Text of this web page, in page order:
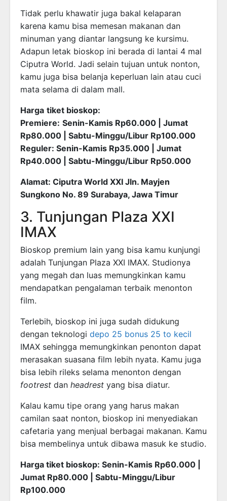
Tidak perlu khawatir juga bakal kelaparan
karena kamu bisa memesan makanan dan
minuman yang diantar langsung ke kursimu.
Adapun letak bioskop ini berada di lantai 4 mal
Ciputra World. Jadi selain tujuan untuk nonton,
kamu juga bisa belanja keperluan lain atau cuci
mata selama di dalam mall.
Harga tiket bioskop:
Premiere: Senin-Kamis Rp60.000 | Jumat
Rp80.000 | Sabtu-Minggu/Libur Rp100.000
Reguler: Senin-Kamis Rp35.000 | Jumat
Rp40.000 | Sabtu-Minggu/Libur Rp50.000
Alamat: Ciputra World XXI Jln. Mayjen
Sungkono No. 89 Surabaya, Jawa Timur
3. Tunjungan Plaza XXI
IMAX
Bioskop premium lain yang bisa kamu kunjungi
adalah Tunjungan Plaza XXI IMAX. Studionya
yang megah dan luas memungkinkan kamu
mendapatkan pengalaman terbaik menonton
film.
Terlebih, bioskop ini juga sudah didukung
dengan teknologi depo 25 bonus 25 to kecil
IMAX sehingga memungkinkan penonton dapat
merasakan suasana film lebih nyata. Kamu juga
bisa lebih rileks selama menonton dengan
footrest dan headrest yang bisa diatur.
Kalau kamu tipe orang yang harus makan
camilan saat nonton, bioskop ini menyediakan
cafetaria yang menjual berbagai makanan. Kamu
bisa membelinya untuk dibawa masuk ke studio.
Harga tiket bioskop: Senin-Kamis Rp60.000 |
Jumat Rp80.000 | Sabtu-Minggu/Libur
Rp100.000